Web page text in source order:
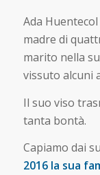
Ada
madre di
marito nella
vissuto alcuni
Il suo viso
tanta bontà.
Capiamo dai
2016 la sua